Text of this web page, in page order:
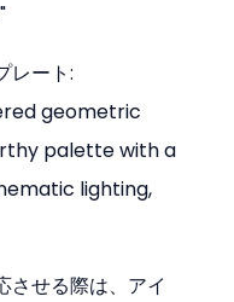
レート:
geometric
palette with a
lighting,
させる際は、アイ